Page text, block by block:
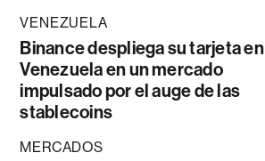
VENEZUELA
Binance despliega su tarjeta en
Venezuela en un mercado
impulsado por el auge de las
stablecoins
MERCADOS